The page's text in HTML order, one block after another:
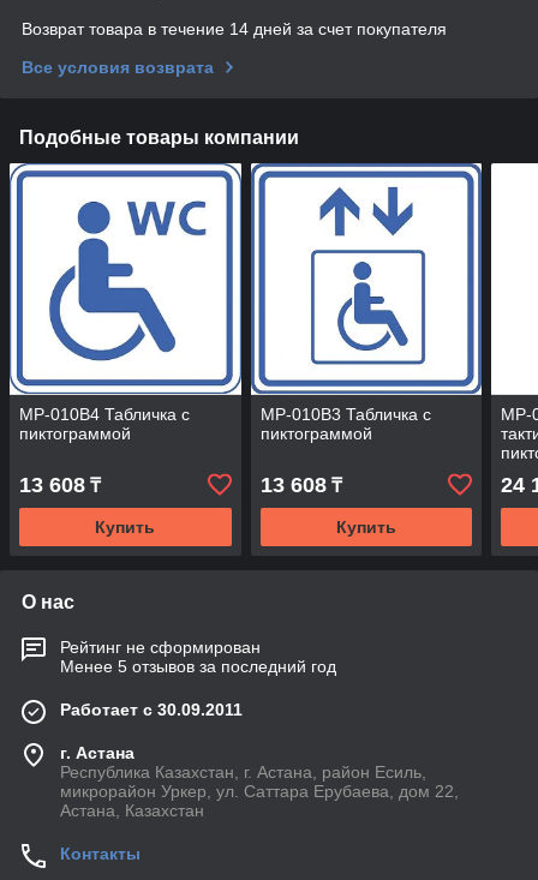
Возврат товара в течение 14 дней за счет покупателя
Все условия возврата
Подобные товары компании
MP-010B4 Табличка с
пиктограммой
13 608 ₸
Купить
MP-010B3 Табличка с
пиктограммой
13 608₸
Купить
MP-
24
О нас
Рейтинг не сформирован
Менее 5 отзывов за последний год
Работает с 30.09.2011
г. Астана
Республика Казахстан, г. Астана, район Есиль,
микрорайон Уркер, ул. Саттара Ерубаева, дом 22,
Астана, Казахстан
Контакты